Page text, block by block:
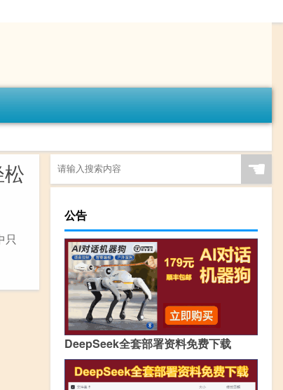
只
☚
公告
DeepSeek全套部署资料免费下载